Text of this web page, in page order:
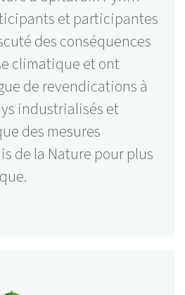
et participantes
des conséquences
climatique et ont
de revendications à
industrialisés et
des mesures
de la Nature pour plus